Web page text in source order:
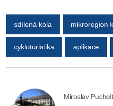
sdílená kola mikroregion
cykloturistika aplikace
Miroslav Pucholt